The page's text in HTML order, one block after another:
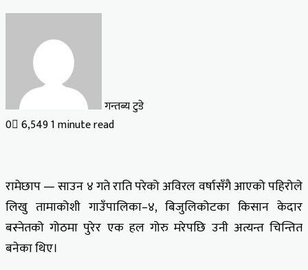
गन्तब्य टुडे
0 6,5491 minute read
रामेछाप — साउन ४ गते राति परेको अविरल वर्षासँगै आएको पहिरोले
लिखु तामाकोशी गाउँपालिका–४, बिजुलिकोटका किसान केदार
बस्नेतको गोठमा पुरेर एक हल गोरु मरेपछि उनी अत्यन्त चिन्तित
बनेका थिए।